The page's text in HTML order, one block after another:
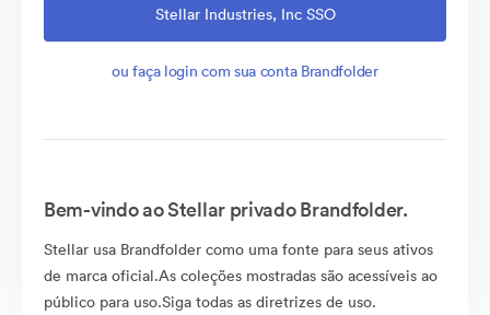
Stellar Industries, Inc SSO
ou faça login com sua conta Brandfolder
Bem-vindo ao Stellar privado Brandfolder.
Stellar usa Brandfolder como uma fonte para seus ativos
de marca oficial.As coleções mostradas são acessíveis ao
público para uso.Siga todas as diretrizes de uso.